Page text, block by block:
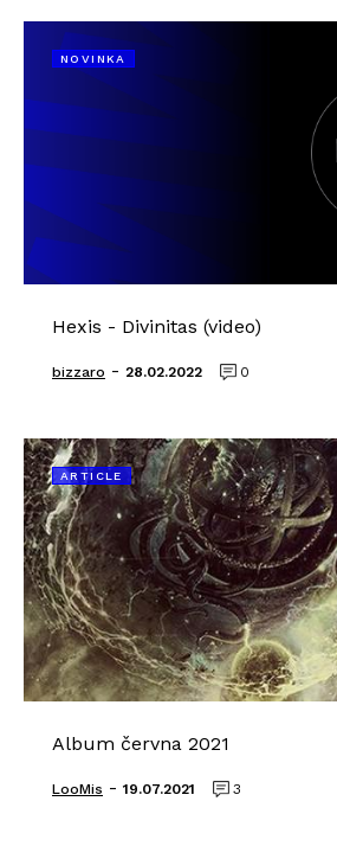
NOVINKA
Hexis - Divinitas (video)
bizzaro - 28.02.2022 0
ARTICLE
Album června 2021
LooMis - 19.07.2021 3